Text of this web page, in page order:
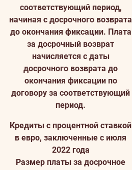
соответствующий период,
начиная с досрочного возврата
до окончания фиксации. Плата
за досрочный возврат
начисляется с даты
досрочного возврата до
окончания фиксации по
договору за соответствующий
период.
Кредиты с процентной ставкой
в евро, заключенные с июля
2022 года
Размер платы за досрочное